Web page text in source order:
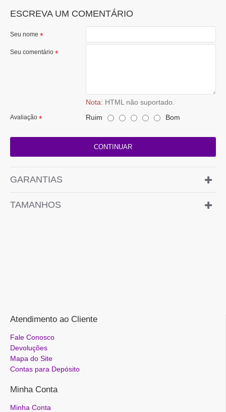
ESCREVA UM COMENTÁRIO
Seu nome
Seu comentário
Nota: HTML não suportado.
Avaliação Ruim Bom
CONTINUAR
GARANTIAS
TAMANHOS
Atendimento ao Cliente
Fale Conosco
Devoluções
Mapa do Site
Contas para Depósito
Minha Conta
Minha Conta